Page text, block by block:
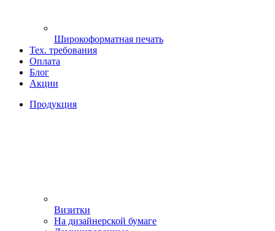
Широкоформатная печать
Тех. требования
Оплата
Блог
Акции
Продукция
Визитки
На дизайнерской бумаге